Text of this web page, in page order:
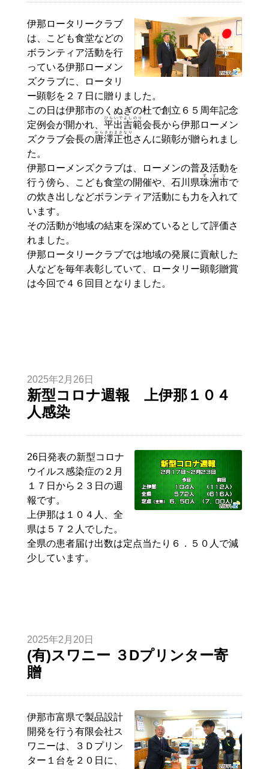
伊那ロータリークラブ
は、こども食堂などの
ボランティア活動を行
っている伊那ローメン
ズクラブに、ロータリ
ー顕彰を２７日に贈りました。
この日は伊那市のくぬぎの杜で創立６５周年記念
定例会が開かれ、平出
ひらいで
吉
よし
範
のり
会長から伊那ローメン
ズクラブ会長の唐澤正也
からさわまさなり
さんに顕彰が贈られまし
た。
伊那ローメンズクラブは、ローメンの普及活動を
行う傍ら、こども食堂の開催や、石川県珠洲市
すずし
で
の炊き出しなどボランティア活動にも力を入れて
います。
その活動が地域の結束を深めているとして評価さ
れました。
伊那ロータリークラブでは地域の発展に貢献した
人などを毎年表彰していて、ロータリー顕彰贈賞
は今回で４６回目となりました。
2025年2月26日
新型コロナ週報 上伊那１０４
人感染
26日発表の新型コロナ
ウイルス感染症の２月
１７日から２３日の週
報です。
上伊那は１０４人、全
県は５７２人でした。
全県の患者届け出数は定点当たり６．５０人で減
少しています。
2025年2月20日
(有)スワニー ３Dプリンター寄
贈
伊那市富県で製品設計
開発を行う有限会社ス
ワニーは、３Ｄプリン
ター１台を２０日に、